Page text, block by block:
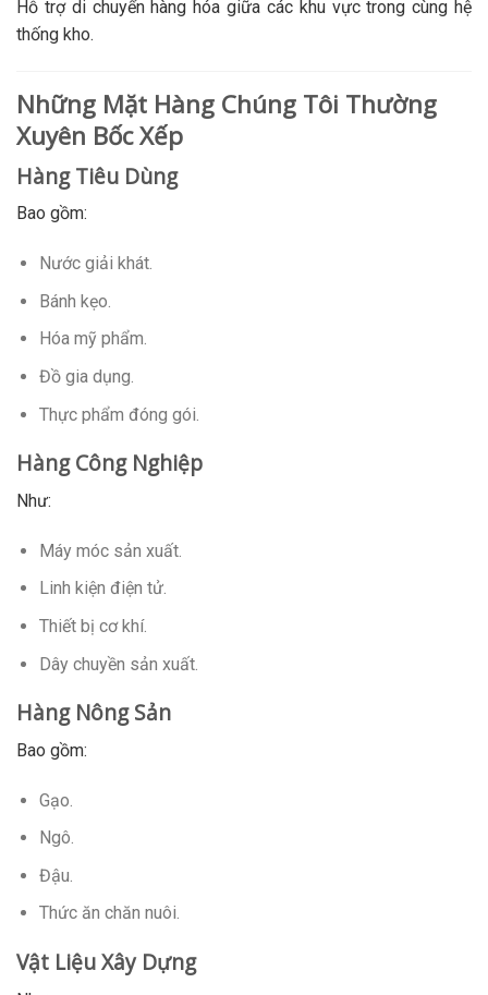
Hỗ trợ di chuyển hàng hóa giữa các khu vực trong cùng hệ
thống kho.
Những Mặt Hàng Chúng Tôi Thường
Xuyên Bốc Xếp
Hàng Tiêu Dùng
Bao gồm:
Nước giải khát.
Bánh kẹo.
Hóa mỹ phẩm.
Đồ gia dụng.
Thực phẩm đóng gói.
Hàng Công Nghiệp
Như:
Máy móc sản xuất.
Linh kiện điện tử.
Thiết bị cơ khí.
Dây chuyền sản xuất.
Hàng Nông Sản
Bao gồm:
Gạo.
Ngô.
Đậu.
Thức ăn chăn nuôi.
Vật Liệu Xây Dựng